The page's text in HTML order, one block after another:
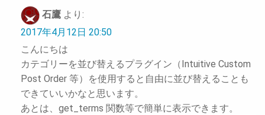
石鷹 より:
2017年4月12日 20:50
こんにちは
カテゴリーを並び替えるプラグイン（Intuitive Custom
Post Order 等）を使用すると自由に並び替えることも
できていいかなと思います。
あとは、get_terms 関数等で簡単に表示できます。